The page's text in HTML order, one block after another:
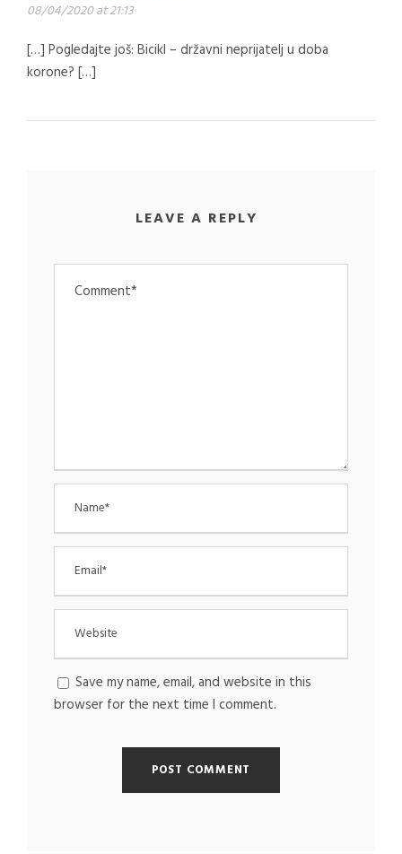
08/04/2020 at 21:13
[…] Pogledajte još: Bicikl – državni neprijatelj u doba
korone? […]
LEAVE A REPLY
Save my name, email, and website in this
browser for the next time I comment.